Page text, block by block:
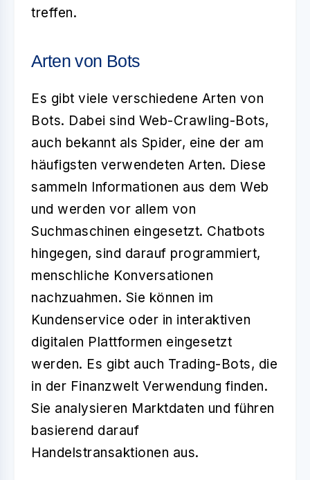
treffen.
Arten von Bots
Es gibt viele verschiedene Arten von
Bots. Dabei sind Web-Crawling-Bots,
auch bekannt als Spider, eine der am
häufigsten verwendeten Arten. Diese
sammeln Informationen aus dem Web
und werden vor allem von
Suchmaschinen eingesetzt. Chatbots
hingegen, sind darauf programmiert,
menschliche Konversationen
nachzuahmen. Sie können im
Kundenservice oder in interaktiven
digitalen Plattformen eingesetzt
werden. Es gibt auch Trading-Bots, die
in der Finanzwelt Verwendung finden.
Sie analysieren Marktdaten und führen
basierend darauf
Handelstransaktionen aus.